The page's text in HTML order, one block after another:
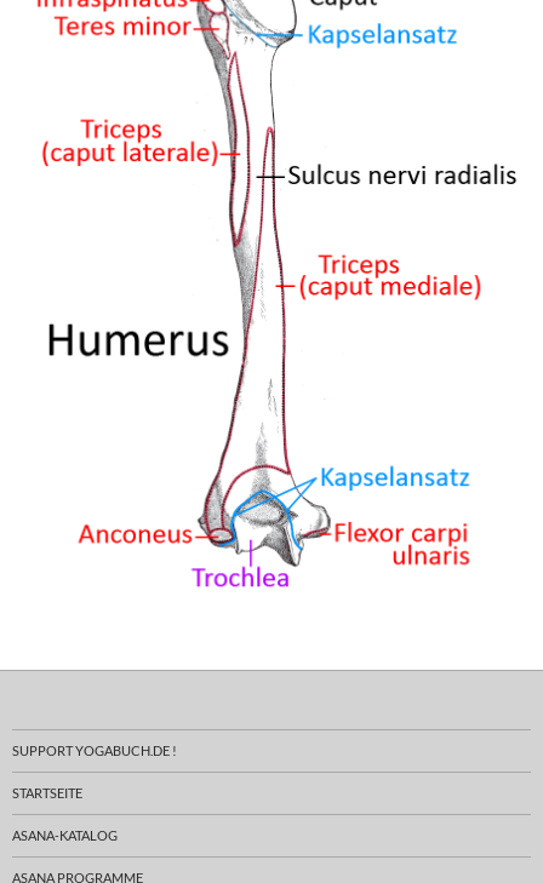
SUPPORT YOGABUCH.DE !
STARTSEITE
ASANA-KATALOG
ASANA PROGRAMME